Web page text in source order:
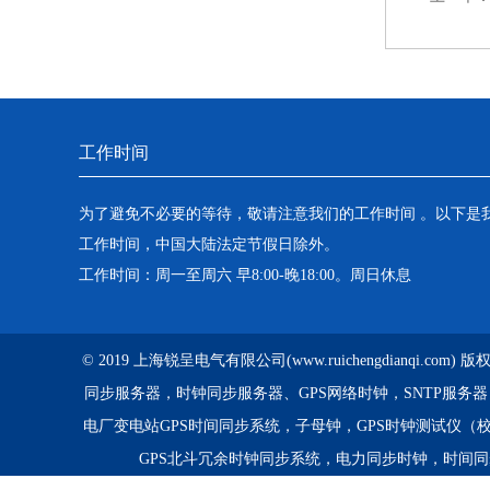
工作时间
为了避免不必要的等待，敬请注意我们的工作时间 。以下是
工作时间，中国大陆法定节假日除外。
工作时间：周一至周六 早8:00-晚18:00。周日休息
© 2019 上海锐呈电气有限公司(www.ruichengdianqi.com) 版
同步服务器，时钟同步服务器、GPS网络时钟，SNTP服务
电厂变电站GPS时间同步系统，子母钟，GPS时钟测试仪（
GPS北斗冗余时钟同步系统，电力同步时钟，时间